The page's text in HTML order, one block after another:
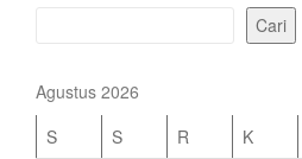
Cari
Agustus 2026
S
S R K